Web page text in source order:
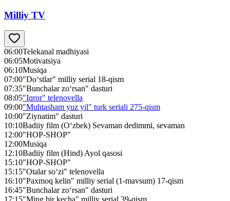
Milliy TV
06:00Telekanal madhiyasi
06:05Motivatsiya
06:10Musiqa
07:00"Do‘stlar" milliy serial 18-qism
07:35"Bunchalar zo‘rsan" dasturi
08:05"Iqror" telenovella
09:00"Muhtasham yuz yil" turk seriali 275-qism
10:00"Ziynatim" dasturi
10:10Badiiy film (O‘zbek) Sevaman dedimmi, sevaman
12:00"HOP-SHOP"
12:00Musiqa
12:10Badiiy film (Hind) Ayol qasosi
15:10"HOP-SHOP"
15:15"Otalar so‘zi" telenovella
16:10"Paxmoq kelin" milliy serial (1-mavsum) 17-qism
16:45"Bunchalar zo‘rsan" dasturi